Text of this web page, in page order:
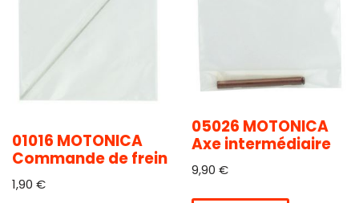
01016 MOTONICA
Commande de frein
1,90 €
05026 MOTONICA
Axe intermédiaire
9,90 €